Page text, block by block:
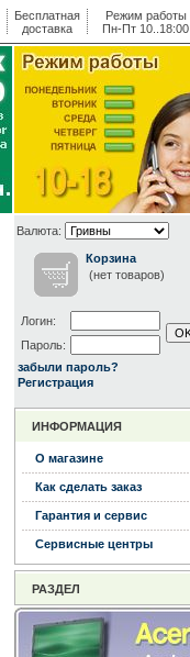
Бесплатная
доставка
Режим работы
Пн-Пт 10..18:00
Валюта:
Корзина
(нет товаров)
Логин:
Пароль:
забыли пароль?
Регистрация
ИНФОРМАЦИЯ
О магазине
Как сделать заказ
Гарантия и сервис
Сервисные центры
РАЗДЕЛ